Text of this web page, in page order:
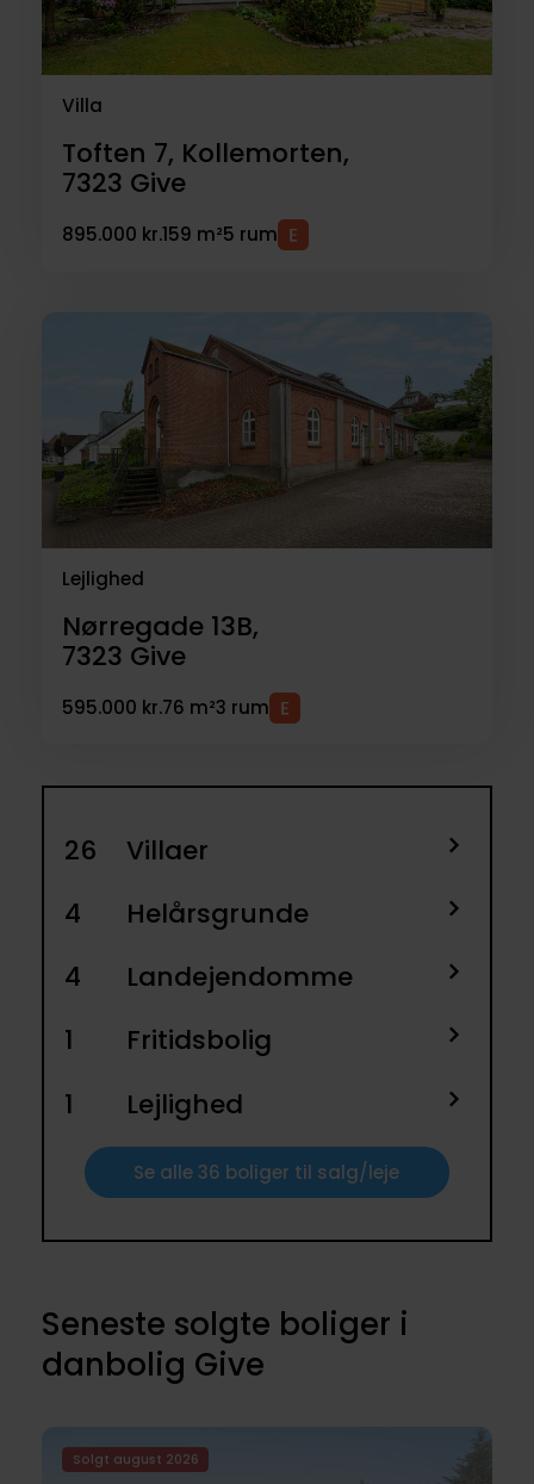
Villa
Toften 7, Kollemorten,
7323 Give
895.000 kr.159 m²5 rum
Lejlighed
Nørregade 13B,
7323 Give
595.000 kr.76 m²3 rum
26
Villaer
4
Helårsgrunde
4
Landejendomme
1
Fritidsbolig
1
Lejlighed
Se alle 36 boliger til salg/leje
Seneste solgte boliger i
danbolig Give
Solgt august 2026